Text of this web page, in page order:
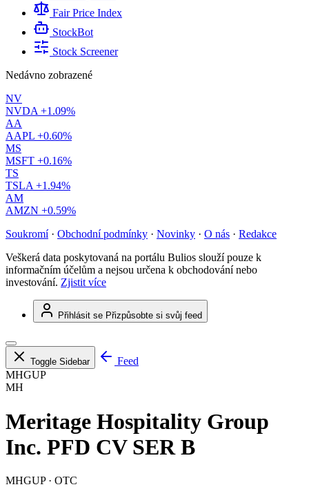
Fair Price Index
StockBot
Stock Screener
Nedávno zobrazené
NV
NVDA +1.09%
AA
AAPL +0.60%
MS
MSFT +0.16%
TS
TSLA +1.94%
AM
AMZN +0.59%
Soukromí · Obchodní podmínky · Novinky · O nás · Redakce
Veškerá data poskytovaná na portálu Bulios slouží pouze k
informačním účelům a nejsou určena k obchodování nebo
investování. Zjistit více
Přihlásit se Přizpůsobte si svůj feed
Toggle Sidebar
Feed
MHGUP
MH
Meritage Hospitality Group
Inc. PFD CV SER B
MHGUP · OTC